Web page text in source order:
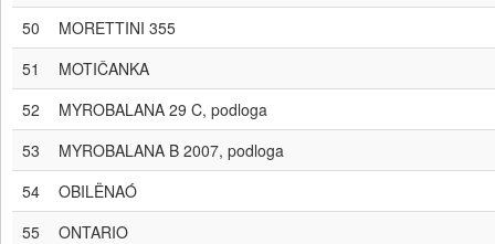
50
MORETTINI 355
51
MOTIČANKA
52
MYROBALANA 29 C, podloga
53
MYROBALANA B 2007, podloga
54
OBILËNAÓ
55
ONTARIO